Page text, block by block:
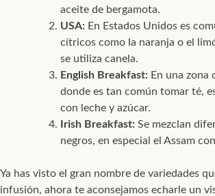
aceite de bergamota.
USA: En Estados Unidos es
cítricos como la naranja o el
se utiliza canela.
English Breakfast: En una zona
donde es tan común tomar té,
con leche y azúcar.
Irish Breakfast: Se mezclan
negros, en especial el Assam
Ya has visto el gran nombre de variedades
infusión, ahora te aconsejamos echarle un